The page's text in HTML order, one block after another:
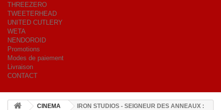
THREEZERO
TWEETERHEAD
UNITED CUTLERY
WETA
NENDOROID
Promotions
Modes de paiement
Livraison
CONTACT
CINEMA
IRON STUDIOS - SEIGNEUR DES ANNEAUX :